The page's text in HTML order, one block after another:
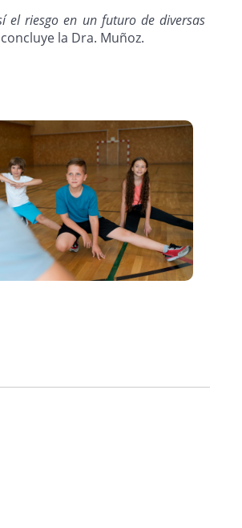
el riesgo en un futuro de diversas
concluye la Dra. Muñoz.